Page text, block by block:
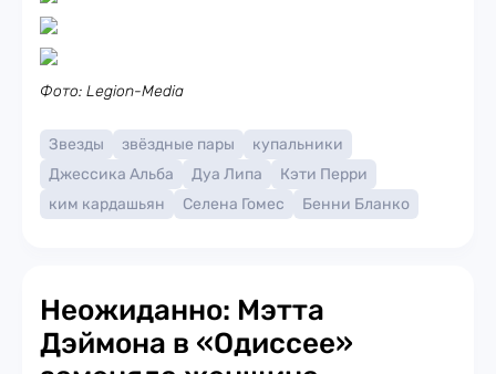
Фото: Legion-Media
Звезды звёздные пары
купальники
Джессика Альба
Дуа Липа
Кэти Перри
ким кардашьян
Селена Гомес Бенни Бланко
Неожиданно: Мэтта
Дэймона в «Одиссее»